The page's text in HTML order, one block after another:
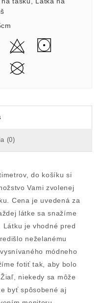
(0)
do košíku si
Vami zvolenej
Cena je uvedená za
látke sa snažíme
je vhodné pred
neželanému
módneho
fotiť tak, aby bolo
niekedy sa môže
byť spôsobené aj